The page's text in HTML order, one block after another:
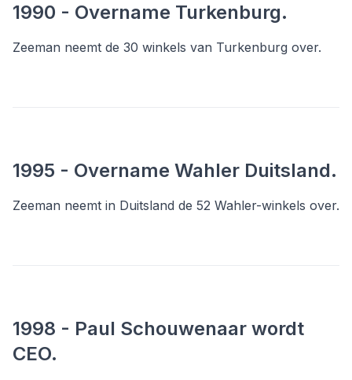
1990 - Overname Turkenburg.
Zeeman neemt de 30 winkels van Turkenburg over.
1995 - Overname Wahler Duitsland.
Zeeman neemt in Duitsland de 52 Wahler-winkels over.
1998 - Paul Schouwenaar wordt
CEO.